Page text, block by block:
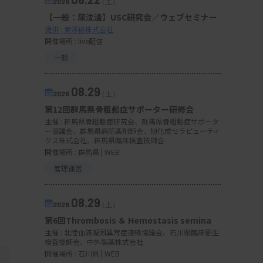
【一般：尿沈渣】USC研究会／ウェブセミナー
提供 : 東洋紡株式会社
開催場所 : live配信
一般
2026. 08.29 （土）
第12回群馬県骨粗鬆症サポーター研修会
主催 : 群馬県骨粗鬆症研究会、群馬県骨粗鬆症サポータ
ー協議会、群馬県病院薬剤師会、旭化成セラピューティ
クス株式会社、群馬県臨床検査技師会
開催場所 : 群馬県 | WEB
管理運営
2026. 08.29 （土）
第6回Thrombosis ＆ Hemostasis semina
主催 : 北陸血液凝固異常症連絡協議会、石川県臨床衛生
検査技師会、中外製薬株式会社
開催場所 : 石川県 | WEB